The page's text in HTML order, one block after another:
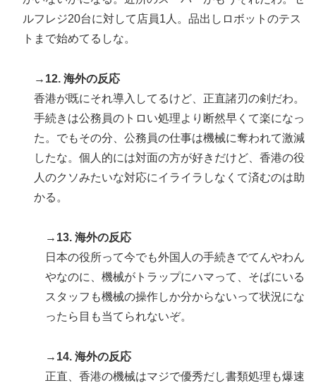
ルフレジ20台に対して店員1人。品出しロボットのテス
トまで始めてるしな。
→12. 海外の反応
香港が既にそれ導入してるけど、正直諸刃の剣だわ。
手続きは公務員のトロい処理より断然早くて楽になっ
た。でもその分、公務員の仕事は機械に奪われて激減
したな。個人的には対面の方が好きだけど、香港の役
人のクソみたいな対応にイライラしなくて済むのは助
かる。
→13. 海外の反応
日本の役所って今でも外国人の手続きでてんやわん
やなのに、機械がトラップにハマって、そばにいる
スタッフも機械の操作しか分からないって状況にな
ったら目も当てられないぞ。
→14. 海外の反応
正直、香港の機械はマジで優秀だし書類処理も爆速